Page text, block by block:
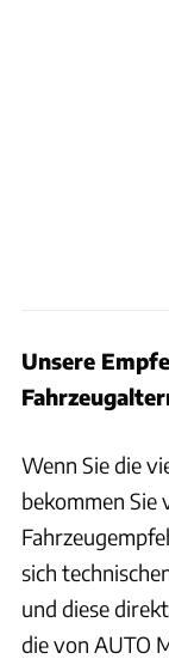
Unsere
Wenn Sie die
bekommen Sie
sich
und diese
die von AUTO